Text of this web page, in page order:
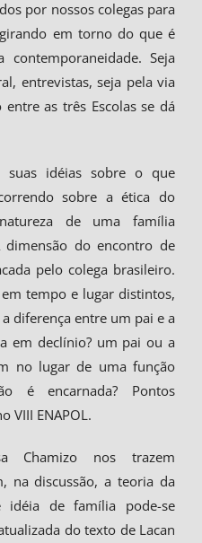
por nossos colegas para
em torno do que é
Seja
entrevistas, seja pela via
as três Escolas se dá
suas idéias sobre o que
sobre a ética do
de uma família
do encontro de
pelo colega brasileiro.
tempo e lugar distintos,
diferença entre um pai e a
em declínio? um pai ou a
no lugar de uma função
é encarnada? Pontos
VIII ENAPOL.
Chamizo nos trazem
na discussão, a teoria da
idéia de família pode-se
do texto de Lacan